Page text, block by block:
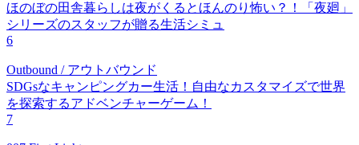
ほのぼの田舎暮らしは夜がくるとほんのり怖い？！「夜廻」
シリーズのスタッフが贈る生活シミュ
6
Outbound / アウトバウンド
SDGsなキャンピングカー生活！自由なカスタマイズで世界
を探索するアドベンチャーゲーム！
7